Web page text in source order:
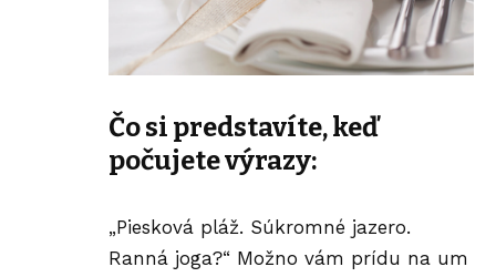
Čo si predstavíte, keď
počujete výrazy:
„Piesková pláž. Súkromné jazero.
Ranná joga?“ Možno vám prídu na um